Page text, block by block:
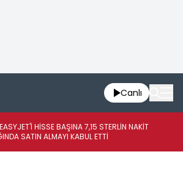
Canlı
HİSSE BAŞINA 7,15 STERLİN NAKİT
SATIN ALMAYI KABUL ETTİ